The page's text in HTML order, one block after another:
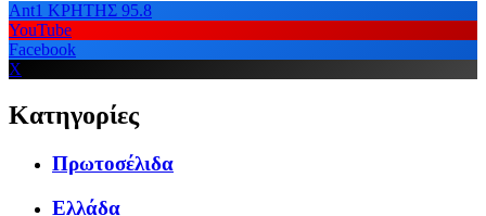
Ant1 ΚΡΗΤΗΣ 95.8
YouTube
Facebook
X
Κατηγορίες
Πρωτοσέλιδα
Ελλάδα